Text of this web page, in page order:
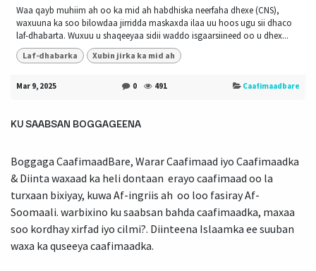
Waa qayb muhiim ah oo ka mid ah habdhiska neerfaha dhexe (CNS),
waxuuna ka soo bilowdaa jirridda maskaxda ilaa uu hoos ugu sii dhaco
laf-dhabarta. Wuxuu u shaqeeyaa sidii waddo isgaarsiineed oo u dhex...
Laf-dhabarka Xubin jirka ka mid ah
Mar 9, 2025 0 491 Caafimaadbare
KU SAABSAN BOGGAGEENA
Boggaga CaafimaadBare, Warar Caafimaad iyo Caafimaadka
& Diinta waxaad ka heli dontaan erayo caafimaad oo la
turxaan bixiyay, kuwa Af-ingriis ah oo loo fasiray Af-
Soomaali. warbixino ku saabsan bahda caafimaadka, maxaa
soo kordhay xirfad iyo cilmi?. Diinteena Islaamka ee suuban
waxa ka quseeya caafimaadka.